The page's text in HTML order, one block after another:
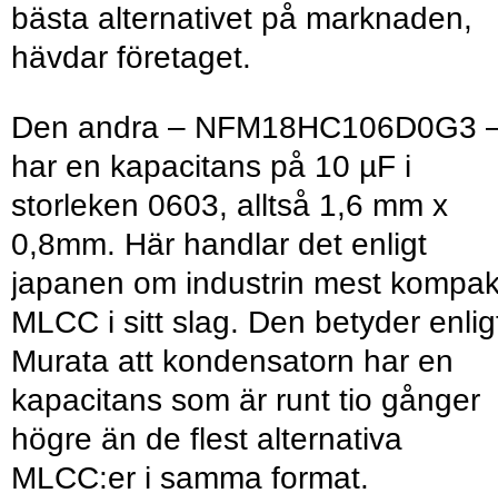
bästa alternativet på marknaden,
hävdar företaget.
Den andra – NFM18HC106D0G3
har en kapacitans på 10 µF i
storleken 0603, alltså 1,6 mm x
0,8mm. Här handlar det enligt
japanen om industrin mest
MLCC i sitt slag. Den betyder
Murata att kondensatorn har en
kapacitans som är runt tio gånger
högre än de flest alternativa
MLCC:er i samma format.